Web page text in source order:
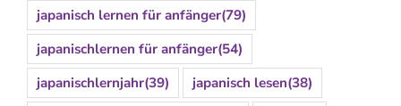
japanisch lernen für anfänger(79)
japanischlernen für anfänger(54)
japanischlernjahr(39) japanisch lesen(38)